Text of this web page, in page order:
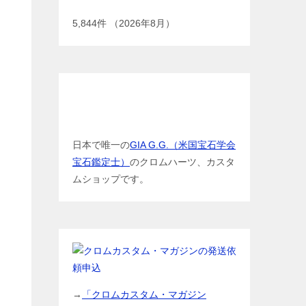
5,844件 （2026年8月）
日本で唯一のGIA G.G.（米国宝石学会
宝石鑑定士） のクロムハーツ、カスタ
ムショップです。
→
「クロムカスタム・マガジン